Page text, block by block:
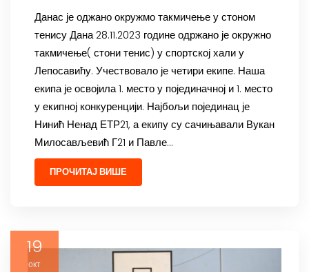
Данас је оджано окружмо такмичење у стоном
тенису Дана 28.11.2023 године одржано је окружно
такмичење( стони тенис) у спортској хали у
Лепосавићу. Учествовало је четири екипе. Наша
екипа је освојила 1. место у појединачној и 1. место
у екипној конкуренцији. Најбољи појединац је
Нинић Ненад ЕТР21, а екипу су сачињавали Вукан
Милосављевић Г21 и Павле…
ПРОЧИТАЈ ВИШЕ
19
окт